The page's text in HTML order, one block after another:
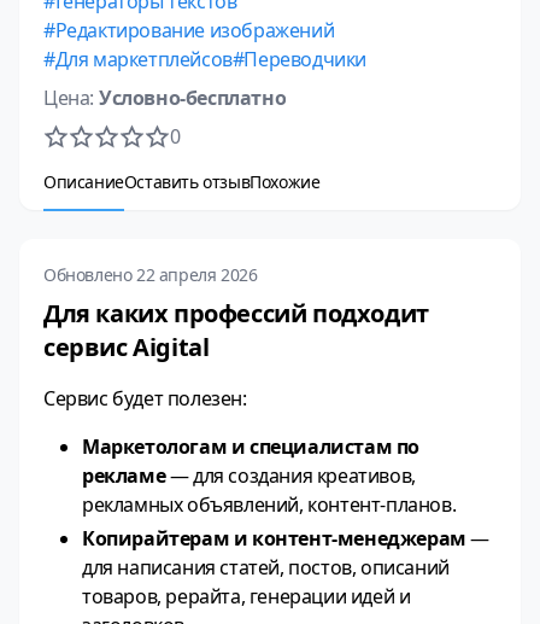
Редактирование изображений
Для маркетплейсов Переводчики
Цена: Условно-бесплатно
0
ОписаниеОставить отзывПохожие
Обновлено 22 апреля 2026
Для каких профессий подходит
сервис Aigital
Сервис будет полезен:
Маркетологам и специалистам по
рекламе— для создания креативов,
рекламных объявлений, контент‑планов.
Копирайтерам и контент‑менеджерам—
для написания статей, постов, описаний
товаров, рерайта, генерации идей и